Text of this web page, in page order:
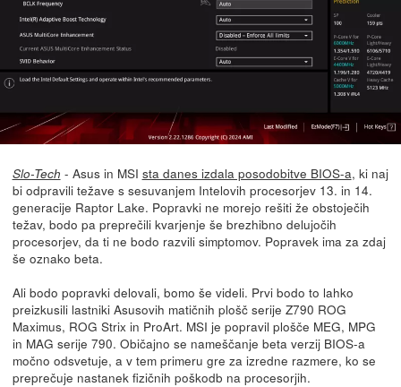
Slo-Tech - Asus in MSI sta danes izdala posodobitve BIOS-a, ki naj
bi odpravili težave s sesuvanjem Intelovih procesorjev 13. in 14.
generacije Raptor Lake. Popravki ne morejo rešiti že obstoječih
težav, bodo pa preprečili kvarjenje še brezhibno delujočih
procesorjev, da ti ne bodo razvili simptomov. Popravek ima za zdaj
še oznako beta.
Ali bodo popravki delovali, bomo še videli. Prvi bodo to lahko
preizkusili lastniki Asusovih matičnih plošč serije Z790 ROG
Maximus, ROG Strix in ProArt. MSI je popravil plošče MEG, MPG
in MAG serije 790. Običajno se nameščanje beta verzij BIOS-a
močno odsvetuje, a v tem primeru gre za izredne razmere, ko se
preprečuje nastanek fizičnih poškodb na procesorjih.